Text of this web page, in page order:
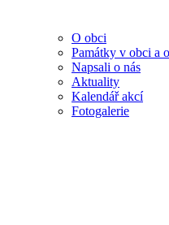
O obci
Památky v obci a
Napsali o nás
Aktuality
Kalendář akcí
Fotogalerie